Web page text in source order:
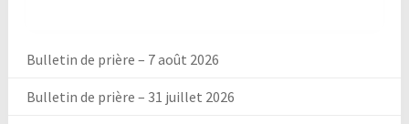
Bulletin de prière – 7 août 2026
Bulletin de prière – 31 juillet 2026